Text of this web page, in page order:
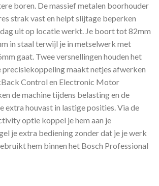
boren. De massief metalen boorhouder
strak vast en helpt slijtage beperken
uit op locatie werkt. Je boort tot 82mm
in staal terwijl je in metselwerk met
gaat. Twee versnellingen houden het
precisiekoppeling maakt netjes afwerken
Control en Electronic Motor
de machine tijdens belasting en de
extra houvast in lastige posities. Via de
optie koppel je hem aan je
je extra bediening zonder dat je je werk
hem binnen het Bosch Professional